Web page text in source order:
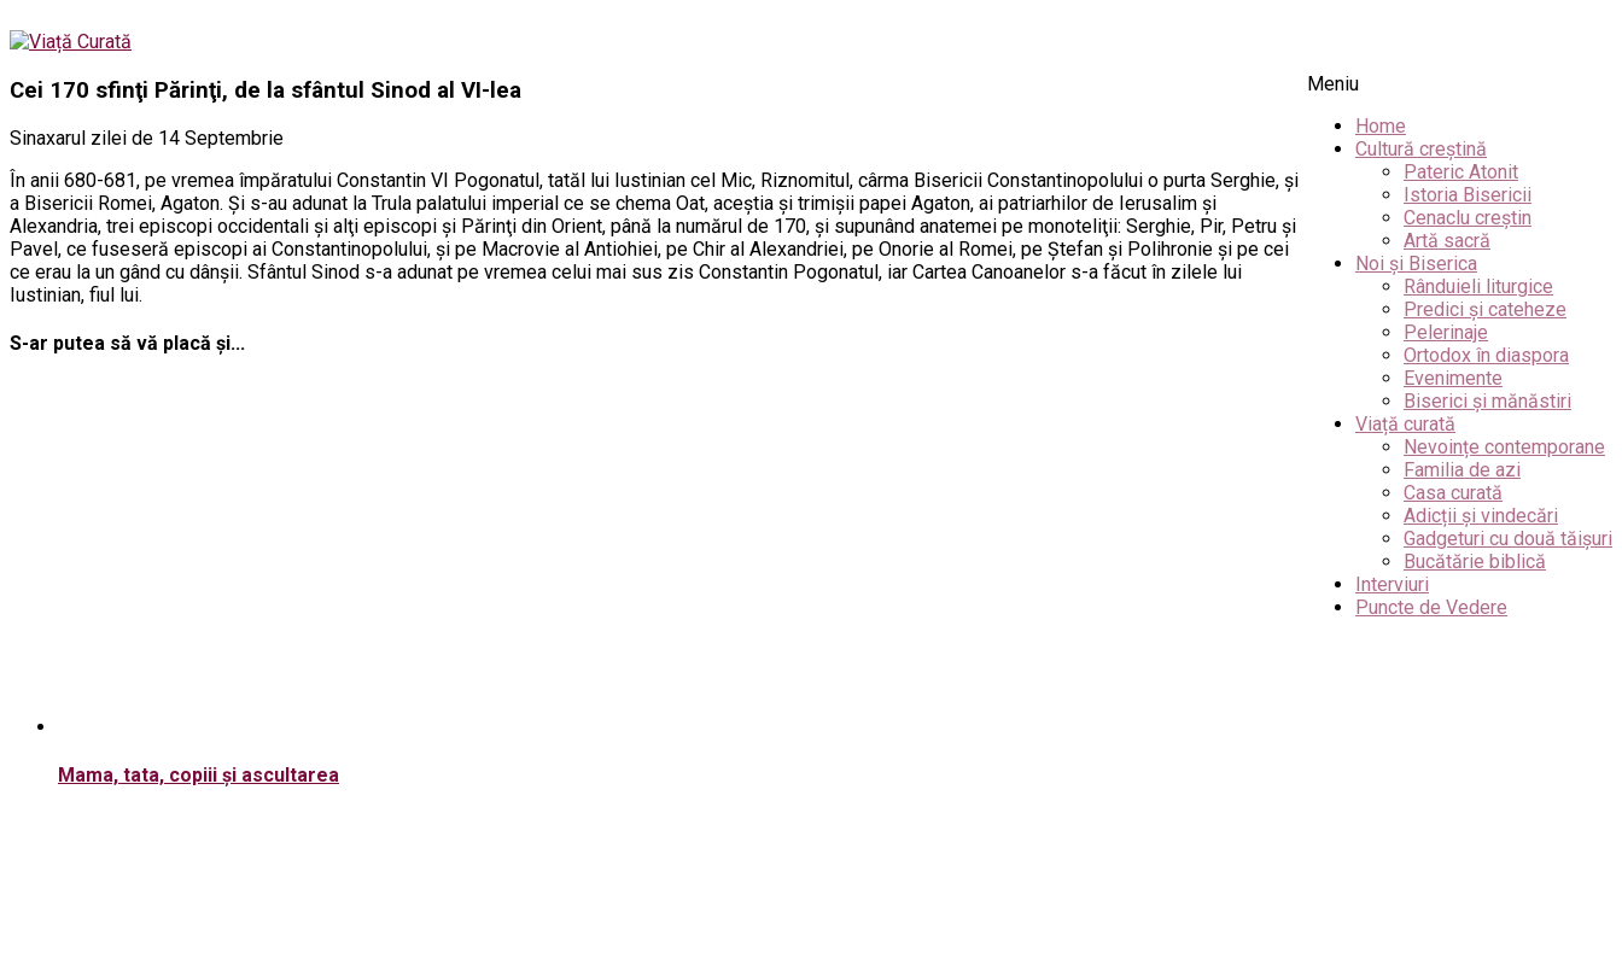
Meniu
Home
Cultură creștină
Pateric Atonit
Istoria Bisericii
Cenaclu creștin
Artă sacră
Noi și Biserica
Rânduieli liturgice
Predici și cateheze
Pelerinaje
Ortodox în diaspora
Evenimente
Biserici și mănăstiri
Viață curată
Nevoințe contemporane
Familia de azi
Casa curată
Adicții și vindecări
Gadgeturi cu două tăișuri
Bucătărie biblică
Interviuri
Puncte de Vedere
Cei 170 sfinţi Părinţi, de la sfântul Sinod al VI-lea
Sinaxarul zilei de 14 Septembrie
În anii 680-681, pe vremea împăratului Constantin VI Pogonatul, tatăl lui Iustinian cel Mic, Riznomitul, cârma Bisericii Constantinopolului o purta Serghie, şi
a Bisericii Romei, Agaton. Şi s-au adunat la Trula palatului imperial ce se chema Oat, aceştia şi trimişii papei Agaton, ai patriarhilor de Ierusalim şi
Alexandria, trei episcopi occidentali şi alţi episcopi şi Părinţi din Orient, până la numărul de 170, şi supunând anatemei pe monoteliţii: Serghie, Pir, Petru şi
Pavel, ce fuseseră episcopi ai Constantinopolului, şi pe Macrovie al Antiohiei, pe Chir al Alexandriei, pe Onorie al Romei, pe Ştefan şi Polihronie şi pe cei
ce erau la un gând cu dânşii. Sfântul Sinod s-a adunat pe vremea celui mai sus zis Constantin Pogonatul, iar Cartea Canoanelor s-a făcut în zilele lui
Iustinian, fiul lui.
S-ar putea să vă placă și...
Mama, tata, copiii și ascultarea